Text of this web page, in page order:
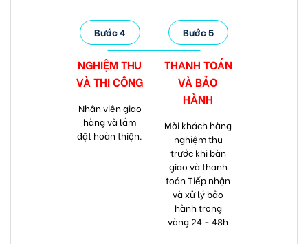
Bước 4
NGHIỆM THU
VÀ THI CÔNG
Nhân viên giao
hàng và lắm
đặt hoàn thiện.
Bước 5
THANH TOÁN
VÀ BẢO
HÀNH
Mời khách hàng
nghiệm thu
trước khi bàn
giao và thanh
toán Tiếp nhận
và xử lý bảo
hành trong
vòng 24 - 48h